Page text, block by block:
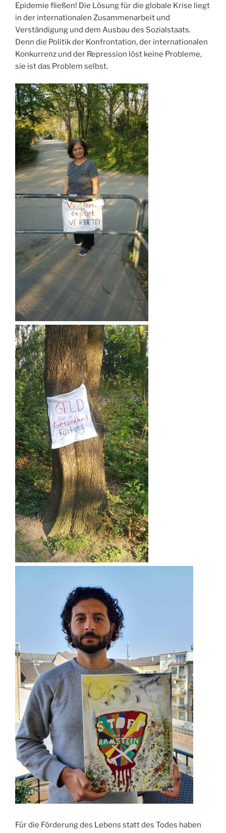
Epidemie fließen! Die Lösung für die globale Krise liegt
in der internationalen Zusammenarbeit und
Verständigung und dem Ausbau des Sozialstaats.
Denn die Politik der Konfrontation, der internationalen
Konkurrenz und der Repression löst keine Probleme,
sie ist das Problem selbst.
Für die Förderung des Lebens statt des Todes haben